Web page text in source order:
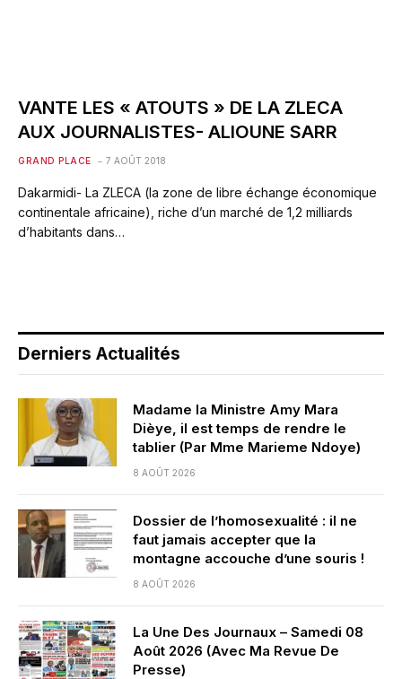
VANTE LES « ATOUTS » DE LA ZLECA
AUX JOURNALISTES- ALIOUNE SARR
GRAND PLACE 7 AOÛT 2018
Dakarmidi- La ZLECA (la zone de libre échange économique
continentale africaine), riche d’un marché de 1,2 milliards
d’habitants dans…
Derniers Actualités
Madame la Ministre Amy Mara
Dièye, il est temps de rendre le
tablier (Par Mme Marieme Ndoye)
8 AOÛT 2026
Dossier de l’homosexualité : il ne
faut jamais accepter que la
montagne accouche d’une souris !
8 AOÛT 2026
La Une Des Journaux – Samedi 08
Août 2026 (Avec Ma Revue De
Presse)